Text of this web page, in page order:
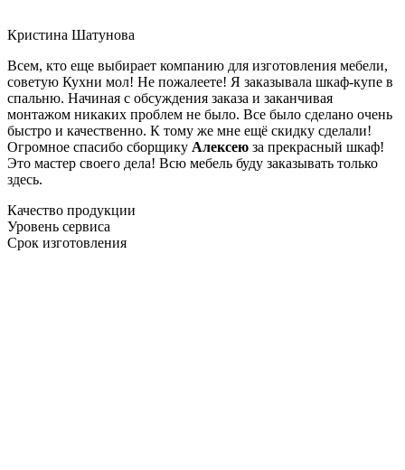
Кристина Шатунова
Всем, кто еще выбирает компанию для изготовления мебели,
советую Кухни мол! Не пожалеете! Я заказывала шкаф-купе в
спальню. Начиная с обсуждения заказа и заканчивая
монтажом никаких проблем не было. Все было сделано очень
быстро и качественно. К тому же мне ещё скидку сделали!
Огромное спасибо сборщику Алексею за прекрасный шкаф!
Это мастер своего дела! Всю мебель буду заказывать только
здесь.
Качество продукции
Уровень сервиса
Срок изготовления